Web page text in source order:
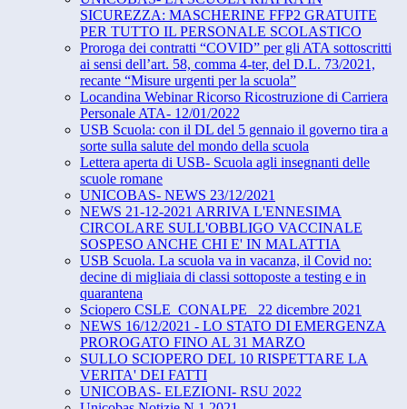
SICUREZZA: MASCHERINE FFP2 GRATUITE
PER TUTTO IL PERSONALE SCOLASTICO
Proroga dei contratti “COVID” per gli ATA sottoscritti
ai sensi dell’art. 58, comma 4-ter, del D.L. 73/2021,
recante “Misure urgenti per la scuola”
Locandina Webinar Ricorso Ricostruzione di Carriera
Personale ATA- 12/01/2022
USB Scuola: con il DL del 5 gennaio il governo tira a
sorte sulla salute del mondo della scuola
Lettera aperta di USB- Scuola agli insegnanti delle
scuole romane
UNICOBAS- NEWS 23/12/2021
NEWS 21-12-2021 ARRIVA L'ENNESIMA
CIRCOLARE SULL'OBBLIGO VACCINALE
SOSPESO ANCHE CHI E' IN MALATTIA
USB Scuola. La scuola va in vacanza, il Covid no:
decine di migliaia di classi sottoposte a testing e in
quarantena
Sciopero CSLE_CONALPE_ 22 dicembre 2021
NEWS 16/12/2021 - LO STATO DI EMERGENZA
PROROGATO FINO AL 31 MARZO
SULLO SCIOPERO DEL 10 RISPETTARE LA
VERITA' DEI FATTI
UNICOBAS- ELEZIONI- RSU 2022